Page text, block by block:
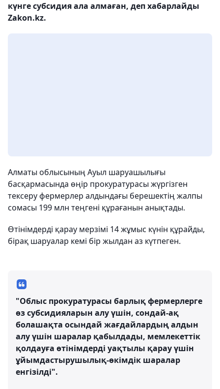
күнге субсидия ала алмаған, деп хабарлайды
Zakon.kz.
Алматы облысының Ауыл шаруашылығы
басқармасында өңір прокуратурасы жүргізген
тексеру фермерлер алдындағы берешектің жалпы
сомасы 199 млн теңгені құрағанын анықтады.
Өтінімдерді қарау мерзімі 14 жұмыс күнін құрайды,
бірақ шаруалар кемі бір жылдан аз күтпеген.
"Облыс прокуратурасы барлық фермерлерге
өз субсидияларын алу үшін, сондай-ақ
болашақта осындай жағдайлардың алдын
алу үшін шаралар қабылдады, мемлекеттік
қолдауға өтінімдерді уақтылы қарау үшін
ұйымдастырушылық-өкімдік шаралар
енгізілді".